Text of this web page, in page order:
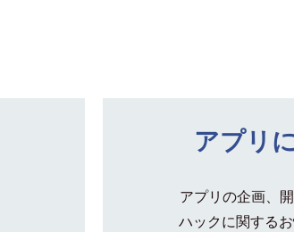
アプリ
アプリの企画、
ハックに関する